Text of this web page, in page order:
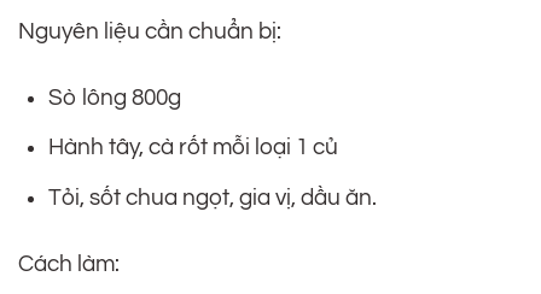
Nguyên liệu cần chuẩn bị:
Sò lông 800g
Hành tây, cà rốt mỗi loại 1 củ
Tỏi, sốt chua ngọt, gia vị, dầu ăn.
Cách làm: